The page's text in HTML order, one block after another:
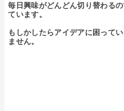
毎日興味がどんどん切り替わる
ています。
もしかしたらアイデアに困って
ません。